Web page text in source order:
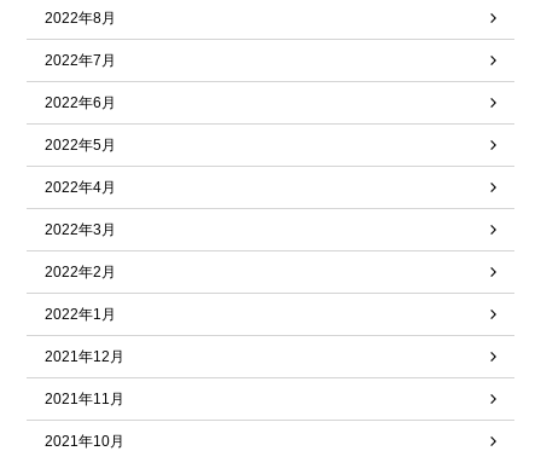
2022年8月
2022年7月
2022年6月
2022年5月
2022年4月
2022年3月
2022年2月
2022年1月
2021年12月
2021年11月
2021年10月